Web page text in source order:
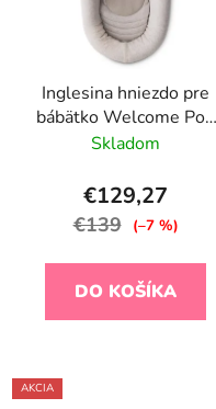
Inglesina hniezdo pre
bábätko Welcome Pod
Quiet Beige
Skladom
€129,27
€139 (–7 %)
DO KOŠÍKA
AKCIA